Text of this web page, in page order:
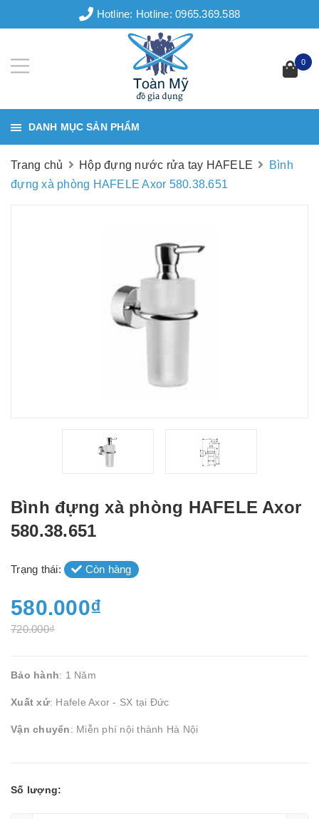
Hotline: Hotline: 0965.369.588
0
DANH MỤC SẢN PHẨM
Trang chủ Hộp đựng nước rửa tay HAFELE
Bình
đựng xà phòng HAFELE Axor 580.38.651
Bình đựng xà phòng HAFELE Axor
580.38.651
Trạng thái: Còn hàng
580.000₫
720.000₫
Bảo hành: 1 Năm
Xuất xứ: Hafele Axor - SX tại Đức
Vận chuyển: Miễn phí nội thành Hà Nội
Số lượng: